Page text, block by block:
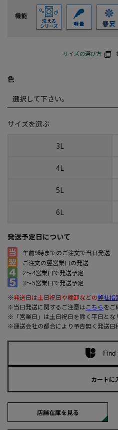
機能
サイズの選び方
色
サイズを選ぶ
3L
4L
5L
6L
発送予定日について
午前9時までのご注文で当日発送
ご注文の翌営業日の発送
2～4営業日で発送予定
3～5営業日で発送予定
※発送日は土日祝日や棚卸などの弊社指
※当日発送に関するご注意はこちらをご
※「営業日」は土日祝日を除く平日とな
※運送会社の都合により予告無く発送日
Find
カートに
店舗在庫を見る